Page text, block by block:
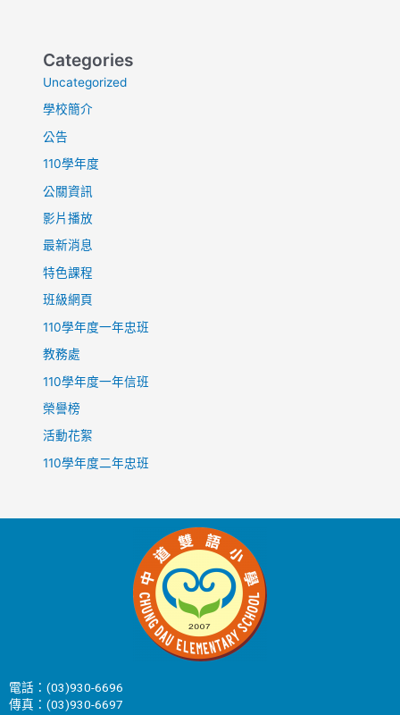
Categories
Uncategorized
學校簡介
公告
110學年度
公關資訊
影片播放
最新消息
特色課程
班級網頁
110學年度一年忠班
教務處
110學年度一年信班
榮譽榜
活動花絮
110學年度二年忠班
電話：(03)930-6696
傳真：(03)930-6697